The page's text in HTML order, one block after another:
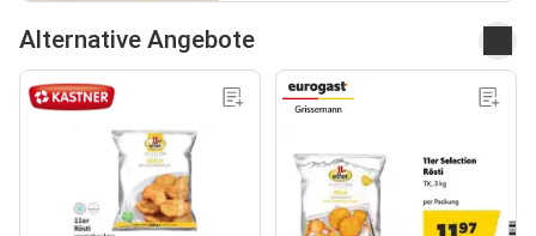
Alternative Angebote